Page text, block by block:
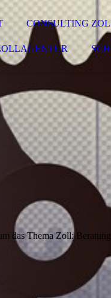
CONSULTING
das Thema Zoll: